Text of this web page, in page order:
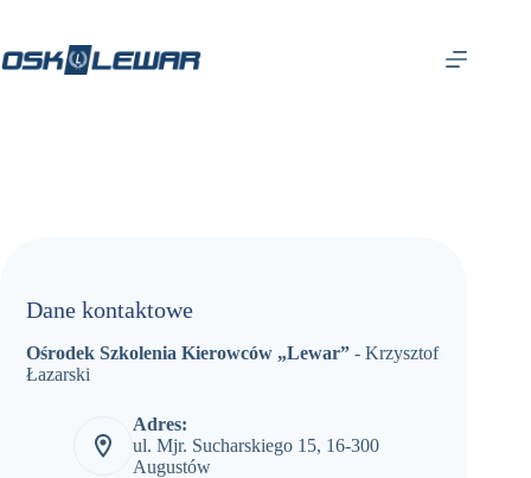
Dane kontaktowe
Ośrodek Szkolenia Kierowców „Lewar” - Krzysztof
Łazarski
Adres:
ul. Mjr. Sucharskiego 15, 16-300
Augustów